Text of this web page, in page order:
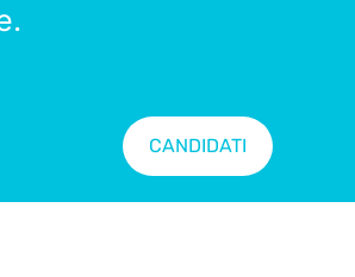
CANDIDATI